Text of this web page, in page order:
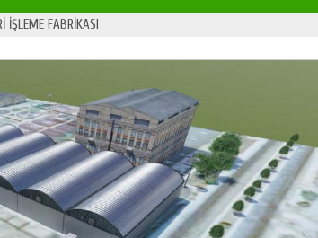
İŞLEME FABRİKASI